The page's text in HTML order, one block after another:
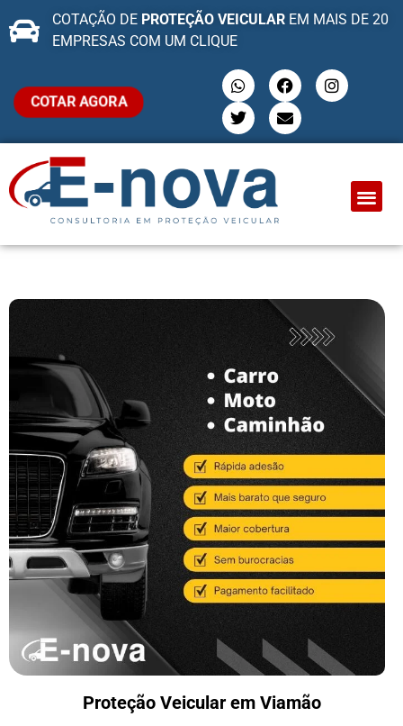
COTAÇÃO DE PROTEÇÃO VEICULAREM MAIS DE 20
EMPRESAS COM UM CLIQUE
COTAR AGORA
Proteção Veicular em Viamão